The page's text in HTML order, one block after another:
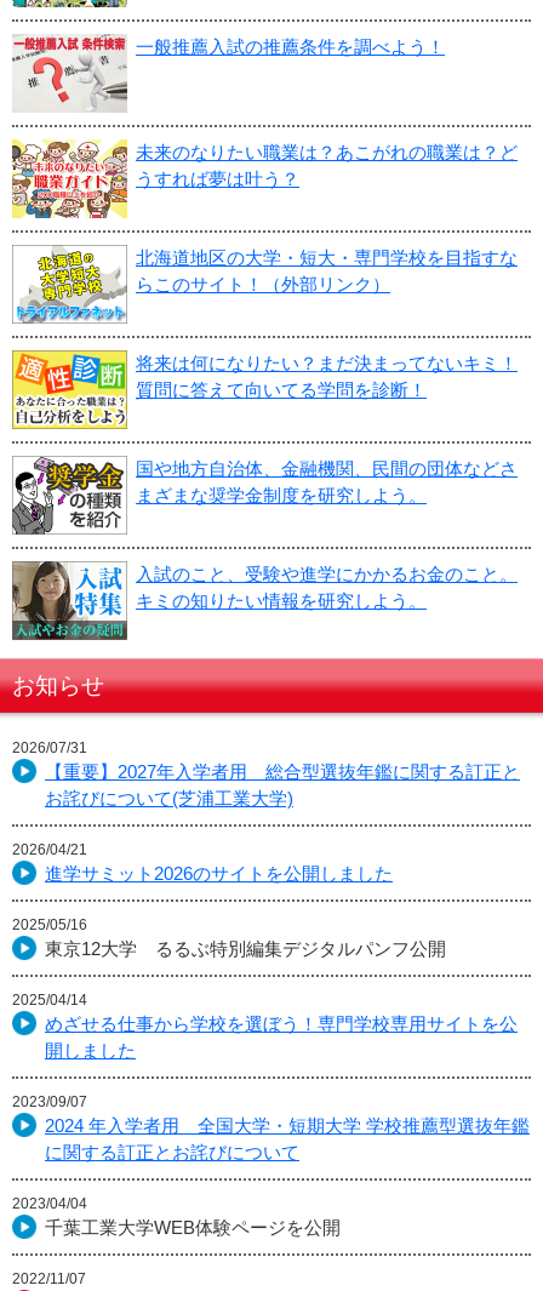
一般推薦入試の推薦条件を調べよう！
未来のなりたい職業は？あこがれの職業は？ど
うすれば夢は叶う？
北海道地区の大学・短大・専門学校を目指すな
らこのサイト！（外部リンク）
将来は何になりたい？まだ決まってないキミ！
質問に答えて向いてる学問を診断！
国や地方自治体、金融機関、民間の団体などさ
まざまな奨学金制度を研究しよう。
入試のこと、受験や進学にかかるお金のこと。
キミの知りたい情報を研究しよう。
お知らせ
2026/07/31
【重要】2027年入学者用 総合型選抜年鑑に関する訂正と
お詫びについて(芝浦工業大学)
2026/04/21
進学サミット2026のサイトを公開しました
2025/05/16
東京12大学 るるぶ特別編集デジタルパンフ公開
2025/04/14
めざせる仕事から学校を選ぼう！専門学校専用サイトを公
開しました
2023/09/07
2024 年入学者用 全国大学・短期大学 学校推薦型選抜年鑑
に関する訂正とお詫びについて
2023/04/04
千葉工業大学WEB体験ページを公開
2022/11/07